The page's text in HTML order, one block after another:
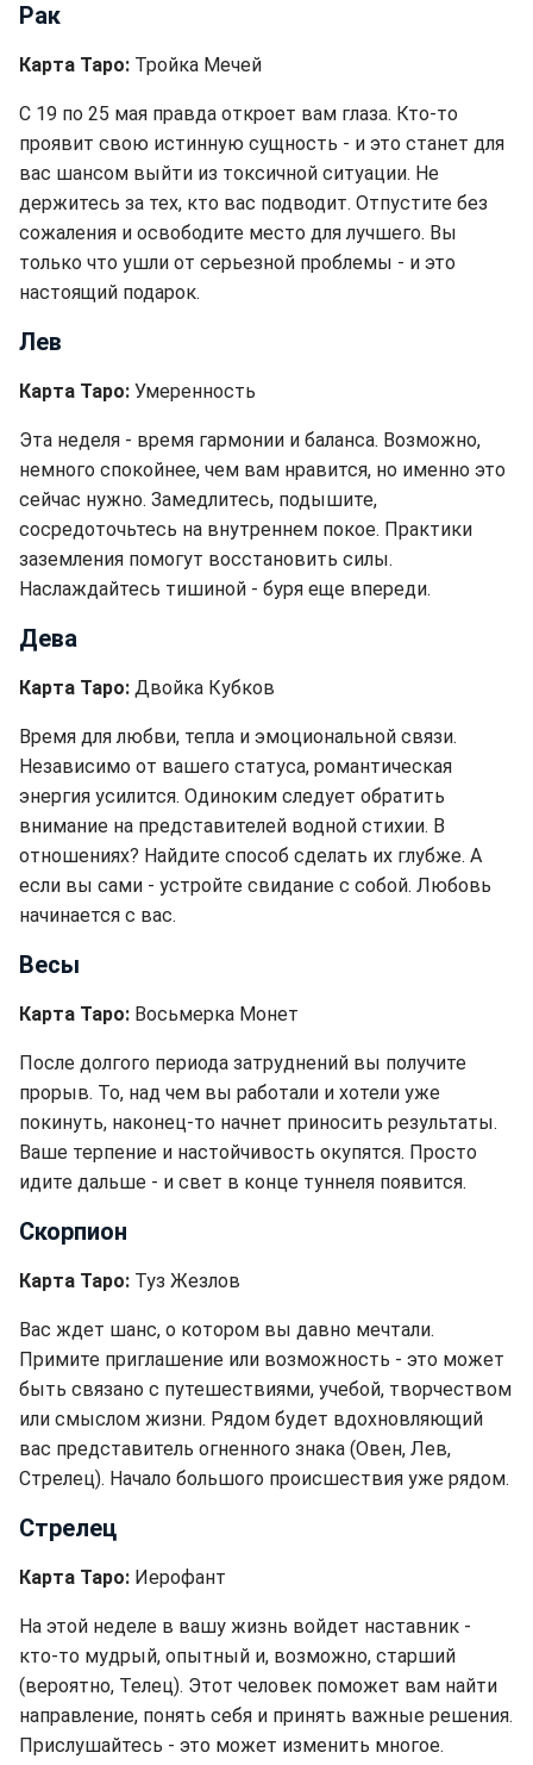
Рак
Карта Таро: Тройка Мечей
С 19 по 25 мая правда откроет вам глаза. Кто-то
проявит свою истинную сущность - и это станет для
вас шансом выйти из токсичной ситуации. Не
держитесь за тех, кто вас подводит. Отпустите без
сожаления и освободите место для лучшего. Вы
только что ушли от серьезной проблемы - и это
настоящий подарок.
Лев
Карта Таро: Умеренность
Эта неделя - время гармонии и баланса. Возможно,
немного спокойнее, чем вам нравится, но именно это
сейчас нужно. Замедлитесь, подышите,
сосредоточьтесь на внутреннем покое. Практики
заземления помогут восстановить силы.
Наслаждайтесь тишиной - буря еще впереди.
Дева
Карта Таро: Двойка Кубков
Время для любви, тепла и эмоциональной связи.
Независимо от вашего статуса, романтическая
энергия усилится. Одиноким следует обратить
внимание на представителей водной стихии. В
отношениях? Найдите способ сделать их глубже. А
если вы сами - устройте свидание с собой. Любовь
начинается с вас.
Весы
Карта Таро: Восьмерка Монет
После долгого периода затруднений вы получите
прорыв. То, над чем вы работали и хотели уже
покинуть, наконец-то начнет приносить результаты.
Ваше терпение и настойчивость окупятся. Просто
идите дальше - и свет в конце туннеля появится.
Скорпион
Карта Таро: Туз Жезлов
Вас ждет шанс, о котором вы давно мечтали.
Примите приглашение или возможность - это может
быть связано с путешествиями, учебой, творчеством
или смыслом жизни. Рядом будет вдохновляющий
вас представитель огненного знака (Овен, Лев,
Стрелец). Начало большого происшествия уже рядом.
Стрелец
Карта Таро: Иерофант
На этой неделе в вашу жизнь войдет наставник -
кто-то мудрый, опытный и, возможно, старший
(вероятно, Телец). Этот человек поможет вам найти
направление, понять себя и принять важные решения.
Прислушайтесь - это может изменить многое.